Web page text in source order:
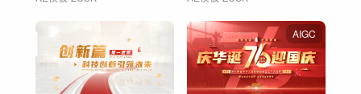
AIGC